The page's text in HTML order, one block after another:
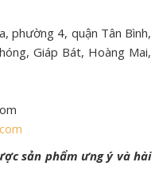
phường 4, quận Tân Bình,
Giáp Bát, Hoàng Mai,
sản phẩm ưng ý và hài